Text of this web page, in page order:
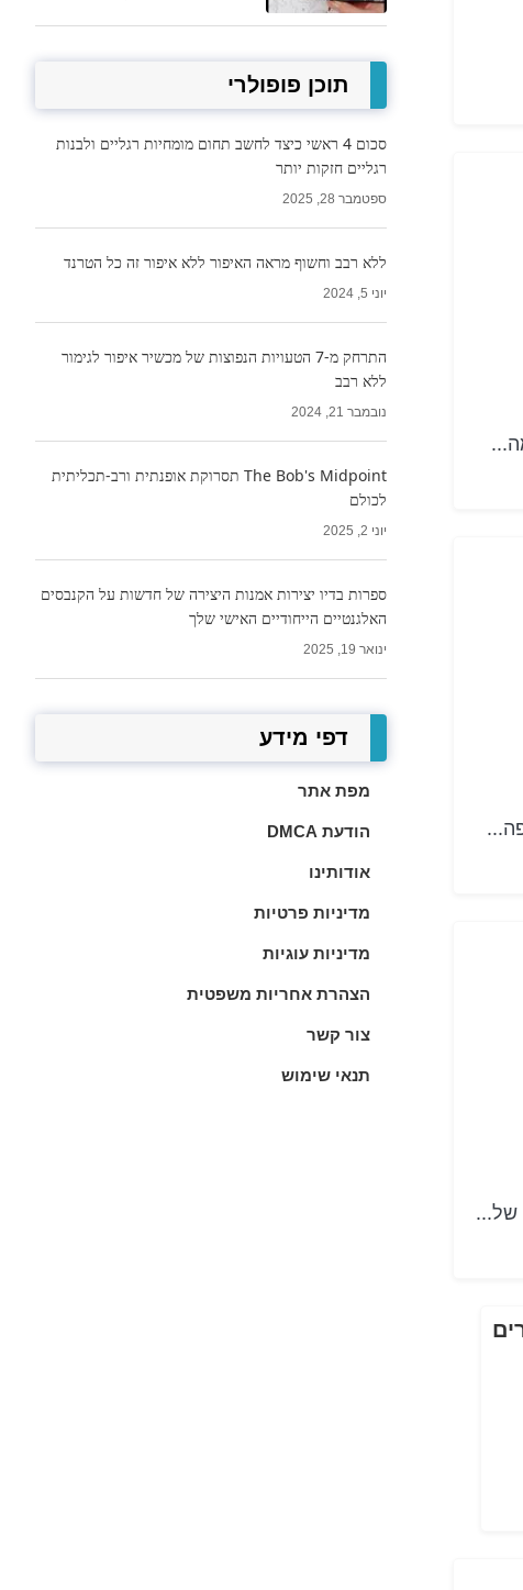
תוכן פופולרי
סכום 4 ראשי כיצד לחשב תחום מומחיות רגליים ולבנות
רגליים חזקות יותר
ספטמבר 28, 2025
ללא רבב וחשוף מראה האיפור ללא איפור זה כל הטרנד
יוני 5, 2024
התרחק מ-7 הטעויות הנפוצות של מכשיר איפור לגימור
ללא רבב
נובמבר 21, 2024
The Bob's Midpoint תסרוקת אופנתית ורב-תכליתית
לכולם
יוני 2, 2025
ספרות בדיו יצירות אמנות היצירה של חדשות על הקנבסים
האלגנטיים הייחודיים האישי שלך
ינואר 19, 2025
דפי מידע
מפת אתר
הודעת DMCA
אודותינו
מדיניות פרטיות
מדיניות עוגיות
הצהרת אחריות משפטית
צור קשר
תנאי שימוש